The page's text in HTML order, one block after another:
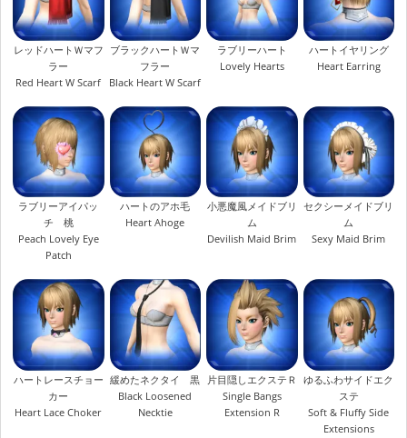
レッドハートＷマフ
ラー
Red Heart W Scarf
ブラックハートＷマ
フラー
Black Heart W Scarf
ラブリーハート
Lovely Hearts
ハートイヤリング
Heart Earring
ラブリーアイパッ
チ 桃
Peach Lovely Eye
Patch
ハートのアホ毛
Heart Ahoge
小悪魔風メイドブリ
ム
Devilish Maid Brim
セクシーメイドブリ
ム
Sexy Maid Brim
ハートレースチョー
カー
Heart Lace Choker
緩めたネクタイ 黒
Black Loosened
Necktie
片目隠しエクステＲ
Single Bangs
Extension R
ゆるふわサイドエク
ステ
Soft & Fluffy Side
Extensions